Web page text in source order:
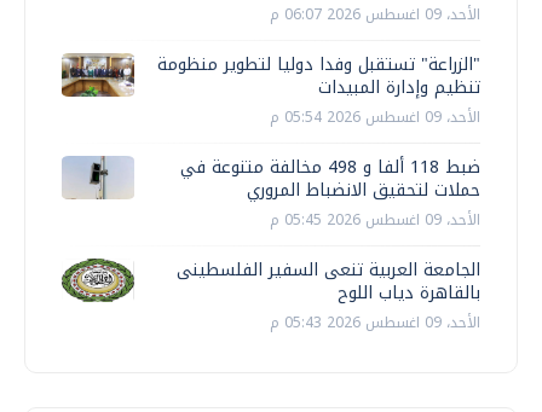
الأحد، 09 اغسطس 2026 06:07 م
"الزراعة" تستقبل وفدا دوليا لتطوير منظومة
تنظيم وإدارة المبيدات
الأحد، 09 اغسطس 2026 05:54 م
ضبط 118 ألفا و 498 مخالفة متنوعة في
حملات لتحقيق الانضباط المروري
الأحد، 09 اغسطس 2026 05:45 م
الجامعة العربية تنعى السفير الفلسطينى
بالقاهرة دياب اللوح
الأحد، 09 اغسطس 2026 05:43 م